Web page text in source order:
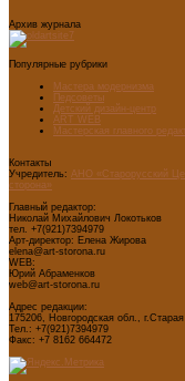
Архив журнала
Популярные рубрики
Мастера модернизма
Педсоветы
Детский дизайн-центр
ART WEB
Мастерская главного
Контакты
Учредитель: АНО «Старорусский
сторона»
Главный редактор:
Николай Михайлович Локотьков
тел. +7(921)7394979
Арт-директор: Елена Жирова
elena@art-storona.ru
WEB:
Юрий Абраменков
web@art-storona.ru
Адрес редакции:
175206, Новгородская обл.,
Тел.: +7(921)7394979
Факс: +7 8162 664472